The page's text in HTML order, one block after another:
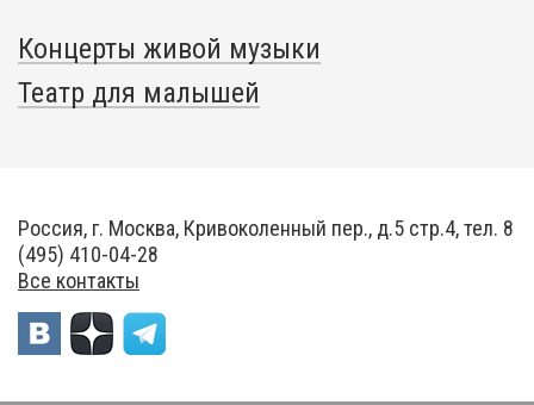
Концерты живой музыки
Театр для малышей
Россия, г. Москва, Кривоколенный пер., д.5 стр.4, тел. 8
(495) 410-04-28
Все контакты